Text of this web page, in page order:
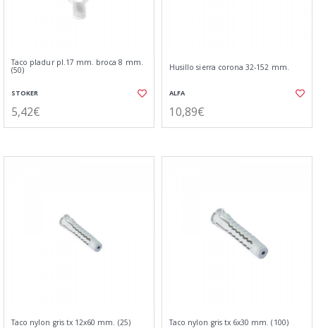
Taco pladur pl.17 mm. broca 8 mm.
(50)
STOKER
5,42€
Husillo sierra corona 32-152 mm.
ALFA
10,89€
Taco nylon gris tx 12x60 mm. (25) Taco nylon gris tx 6x30 mm. (100)